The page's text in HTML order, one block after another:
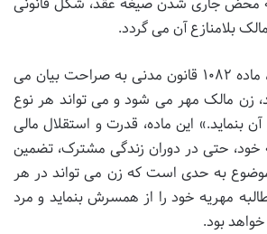
بلامنازع آن می گردد.
در نظام حقوقی ایران، ماده ۱۰۸۲ قانون مدنی به صراحت بیان می
زن مالک مهر می شود و می تواند هر نوع
بنماید.» این ماده، قدرت و استقلال مالی
خود، حتی در دوران زندگی مشترک، تضمین
به حدی است که زن می تواند در هر
مهریه خود را از همسرش بنماید و مرد
بود.